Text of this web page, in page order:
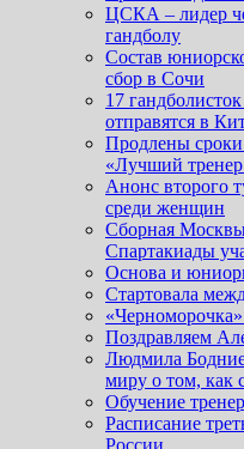
ЦСКА – лидер
гандболу
Состав
сбор в Сочи
17
отправятся в
Продлены сроки
«Лучший тренер
Анонс второго
среди женщин
Сборная
Спартакиады
Основа и
Стартовала
Поздравляем
Людмила
миру о том, как
Обучение
Расписание